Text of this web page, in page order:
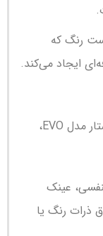
رنگ که
ایجاد می‌کند.
برای استفاده ایمن از پیستوله سایه پاش استار مدل EVO،
عینک
ذرات رنگ یا